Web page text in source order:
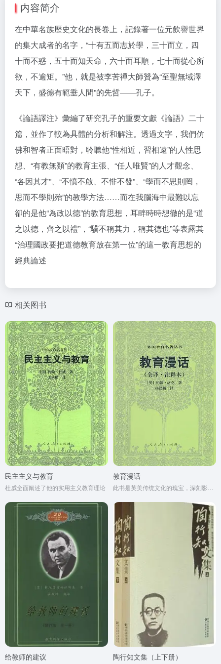
内容简介
在中華名族歷史文化的長卷上，記錄著一位元飲譽世界
的集大成者的名字，“十有五而志於學，三十而立，四
十而不惑，五十而知天命，六十而耳順，七十而從心所
欲，不逾矩。”他，就是被李苦禪大師贊為“至聖無域澤
天下，盛德有範垂人間”的先哲——孔子。
《論語譯注》彙編了研究孔子的重要文獻《論語》二十
篇，並作了較為具體的分析和解注。透過文字，我們仿
佛和智者正面晤對，聆聽他“性相近，習相遠”的人性思
想、“有教無類”的教育主張、“任人唯賢”的人才觀念、
“各因其才”、“不憤不啟、不悱不發”、“學而不思則罔，
思而不學則殆”的教學方法……而在我腦海中最難以忘
卻的是他“為政以德”的教育思想，耳畔時時想徹的是“道
之以德，齊之以禮”，“驥不稱其力，稱其德也”等表露其
“治理國政要把道德教育放在第一位”的這一教育思想的
經典論述
相关图书
民主主义与教育
杜威全面阐述了他的实用主义教育理论
教育漫话
给教师的建议 陶行知文集（上下册）